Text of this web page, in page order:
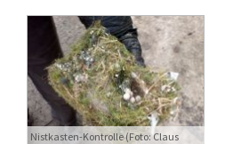
Nistkasten-Kontrolle (Foto: Claus